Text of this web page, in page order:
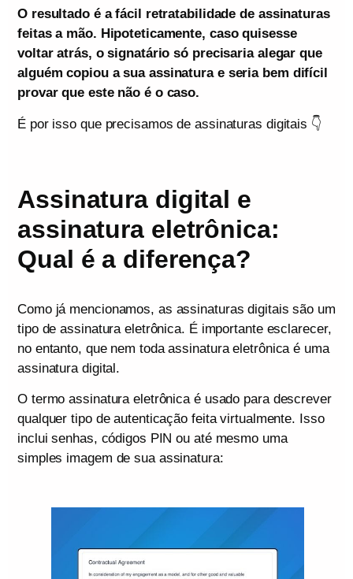
O resultado é a fácil retratabilidade de assinaturas
feitas a mão. Hipoteticamente, caso quisesse
voltar atrás, o signatário só precisaria alegar que
alguém copiou a sua assinatura e seria bem difícil
provar que este não é o caso.
É por isso que precisamos de assinaturas digitais 👇
Assinatura digital e
assinatura eletrônica:
Qual é a diferença?
Como já mencionamos, as assinaturas digitais são um
tipo de assinatura eletrônica. É importante esclarecer,
no entanto, que nem toda assinatura eletrônica é uma
assinatura digital.
O termo assinatura eletrônica é usado para descrever
qualquer tipo de autenticação feita virtualmente. Isso
inclui senhas, códigos PIN ou até mesmo uma
simples imagem de sua assinatura: